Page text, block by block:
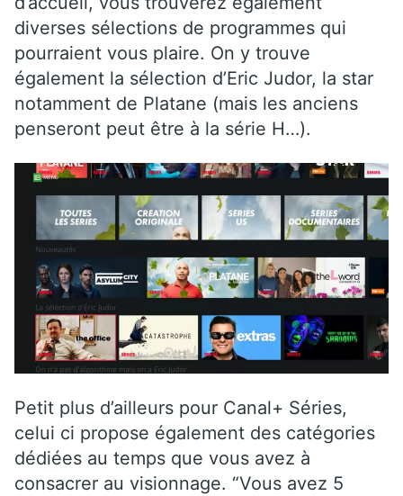
diverses sélections de programmes qui
pourraient vous plaire. On y trouve
également la sélection d’Eric Judor, la star
notamment de Platane (mais les anciens
penseront peut être à la série H…).
Petit plus d’ailleurs pour Canal+ Séries,
celui ci propose également des catégories
dédiées au temps que vous avez à
consacrer au visionnage. “Vous avez 5